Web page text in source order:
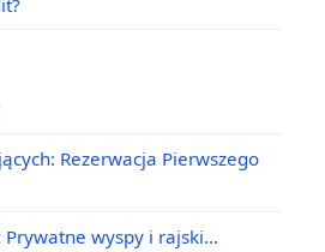
Rezerwacja Pierwszego
wyspy i rajski…